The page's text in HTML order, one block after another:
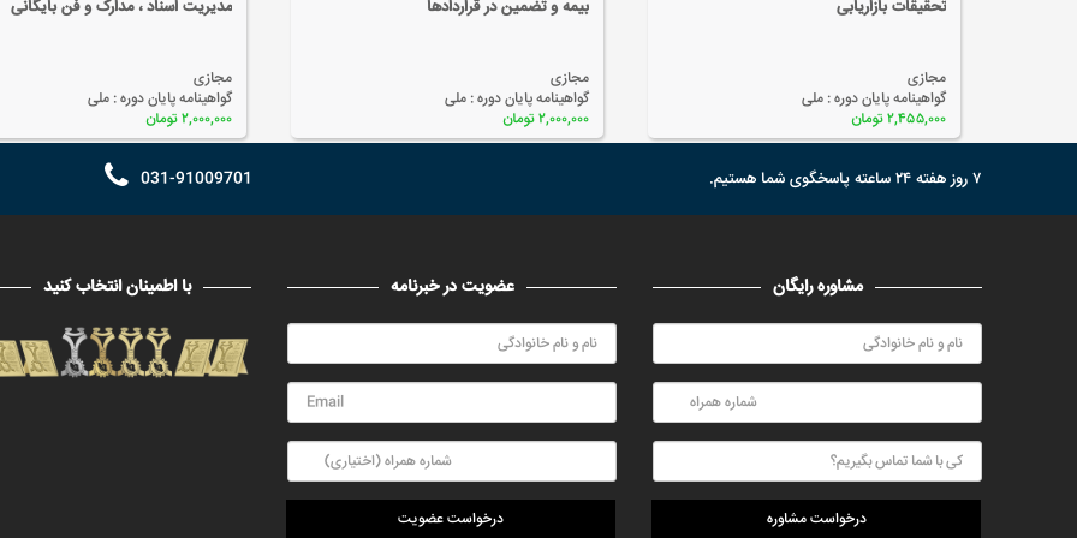
مدیریت اسناد ، مدارک و فن بایگانی
مجازی
گواهینامه پایان دوره :ملی
۲,۰۰۰,۰۰۰ تومان
بیمه و تضمین در قراردادها
مجازی
گواهینامه پایان دوره :ملی
۲,۰۰۰,۰۰۰ تومان
تحقیقات بازاریابی
مجازی
گواهینامه پایان دوره :ملی
۲,۴۵۵,۰۰۰ تومان
۷ روز هفته ۲۴ ساعته پاسخگوی شما هستیم. 031-91009701
مشاوره رایگان
درخواست مشاوره
عضویت در خبرنامه
درخواست عضویت
با اطمینان انتخاب کنید